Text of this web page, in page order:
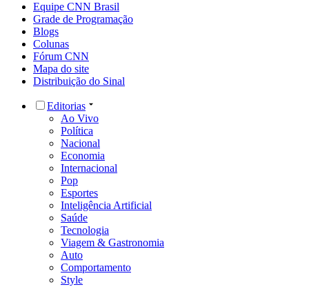
Equipe CNN Brasil
Grade de Programação
Blogs
Colunas
Fórum CNN
Mapa do site
Distribuição do Sinal
Editorias
Ao Vivo
Política
Nacional
Economia
Internacional
Pop
Esportes
Inteligência Artificial
Saúde
Tecnologia
Viagem & Gastronomia
Auto
Comportamento
Style